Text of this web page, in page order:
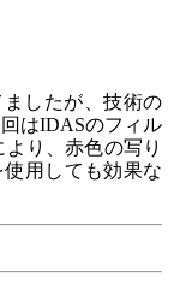
ましたが、技術の
はIDASのフィル
り、赤色の写り
用しても効果な